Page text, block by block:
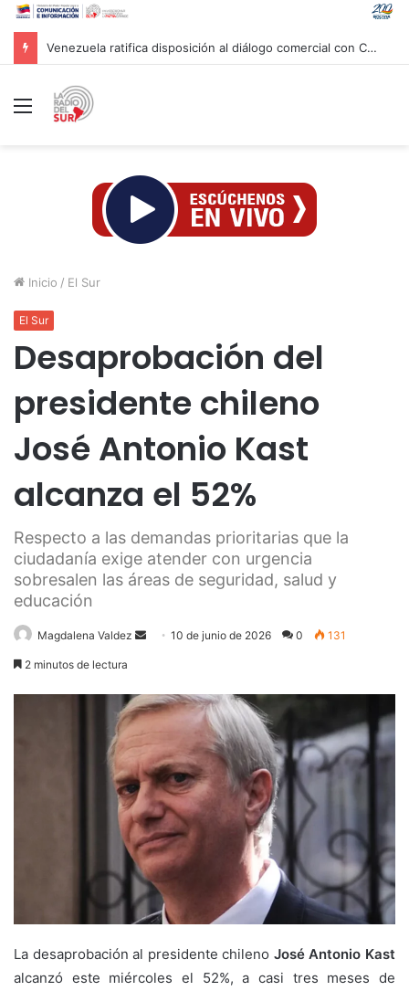
Venezuela ratifica disposición al diálogo comercial con Colombia bajo el principio de soberanía
Menú
Inicio / El Sur
El Sur
Desaprobación del
presidente chileno
José Antonio Kast
alcanza el 52%
Respecto a las demandas prioritarias que la
ciudadanía exige atender con urgencia
sobresalen las áreas de seguridad, salud y
educación
Magdalena Valdez
Send10 de junio de 2026 0 131
2 minutos de lectura
La desaprobación al presidente chileno José Antonio Kast
alcanzó este miércoles el 52%, a casi tres meses de